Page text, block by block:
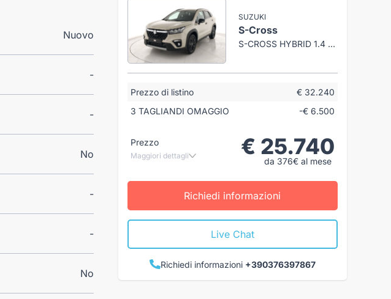
Nuovo
-
-
No
-
-
No
SUZUKI
S-Cross
S-CROSS HYBRID 1.4 TOP+ KURO
Prezzo di listino
€ 32.240
3 TAGLIANDI OMAGGIO
-€ 6.500
Prezzo
Maggiori dettagli € 25.740
da 376€ al mese
Richiedi informazioni
Live Chat
Richiedi informazioni +390376397867